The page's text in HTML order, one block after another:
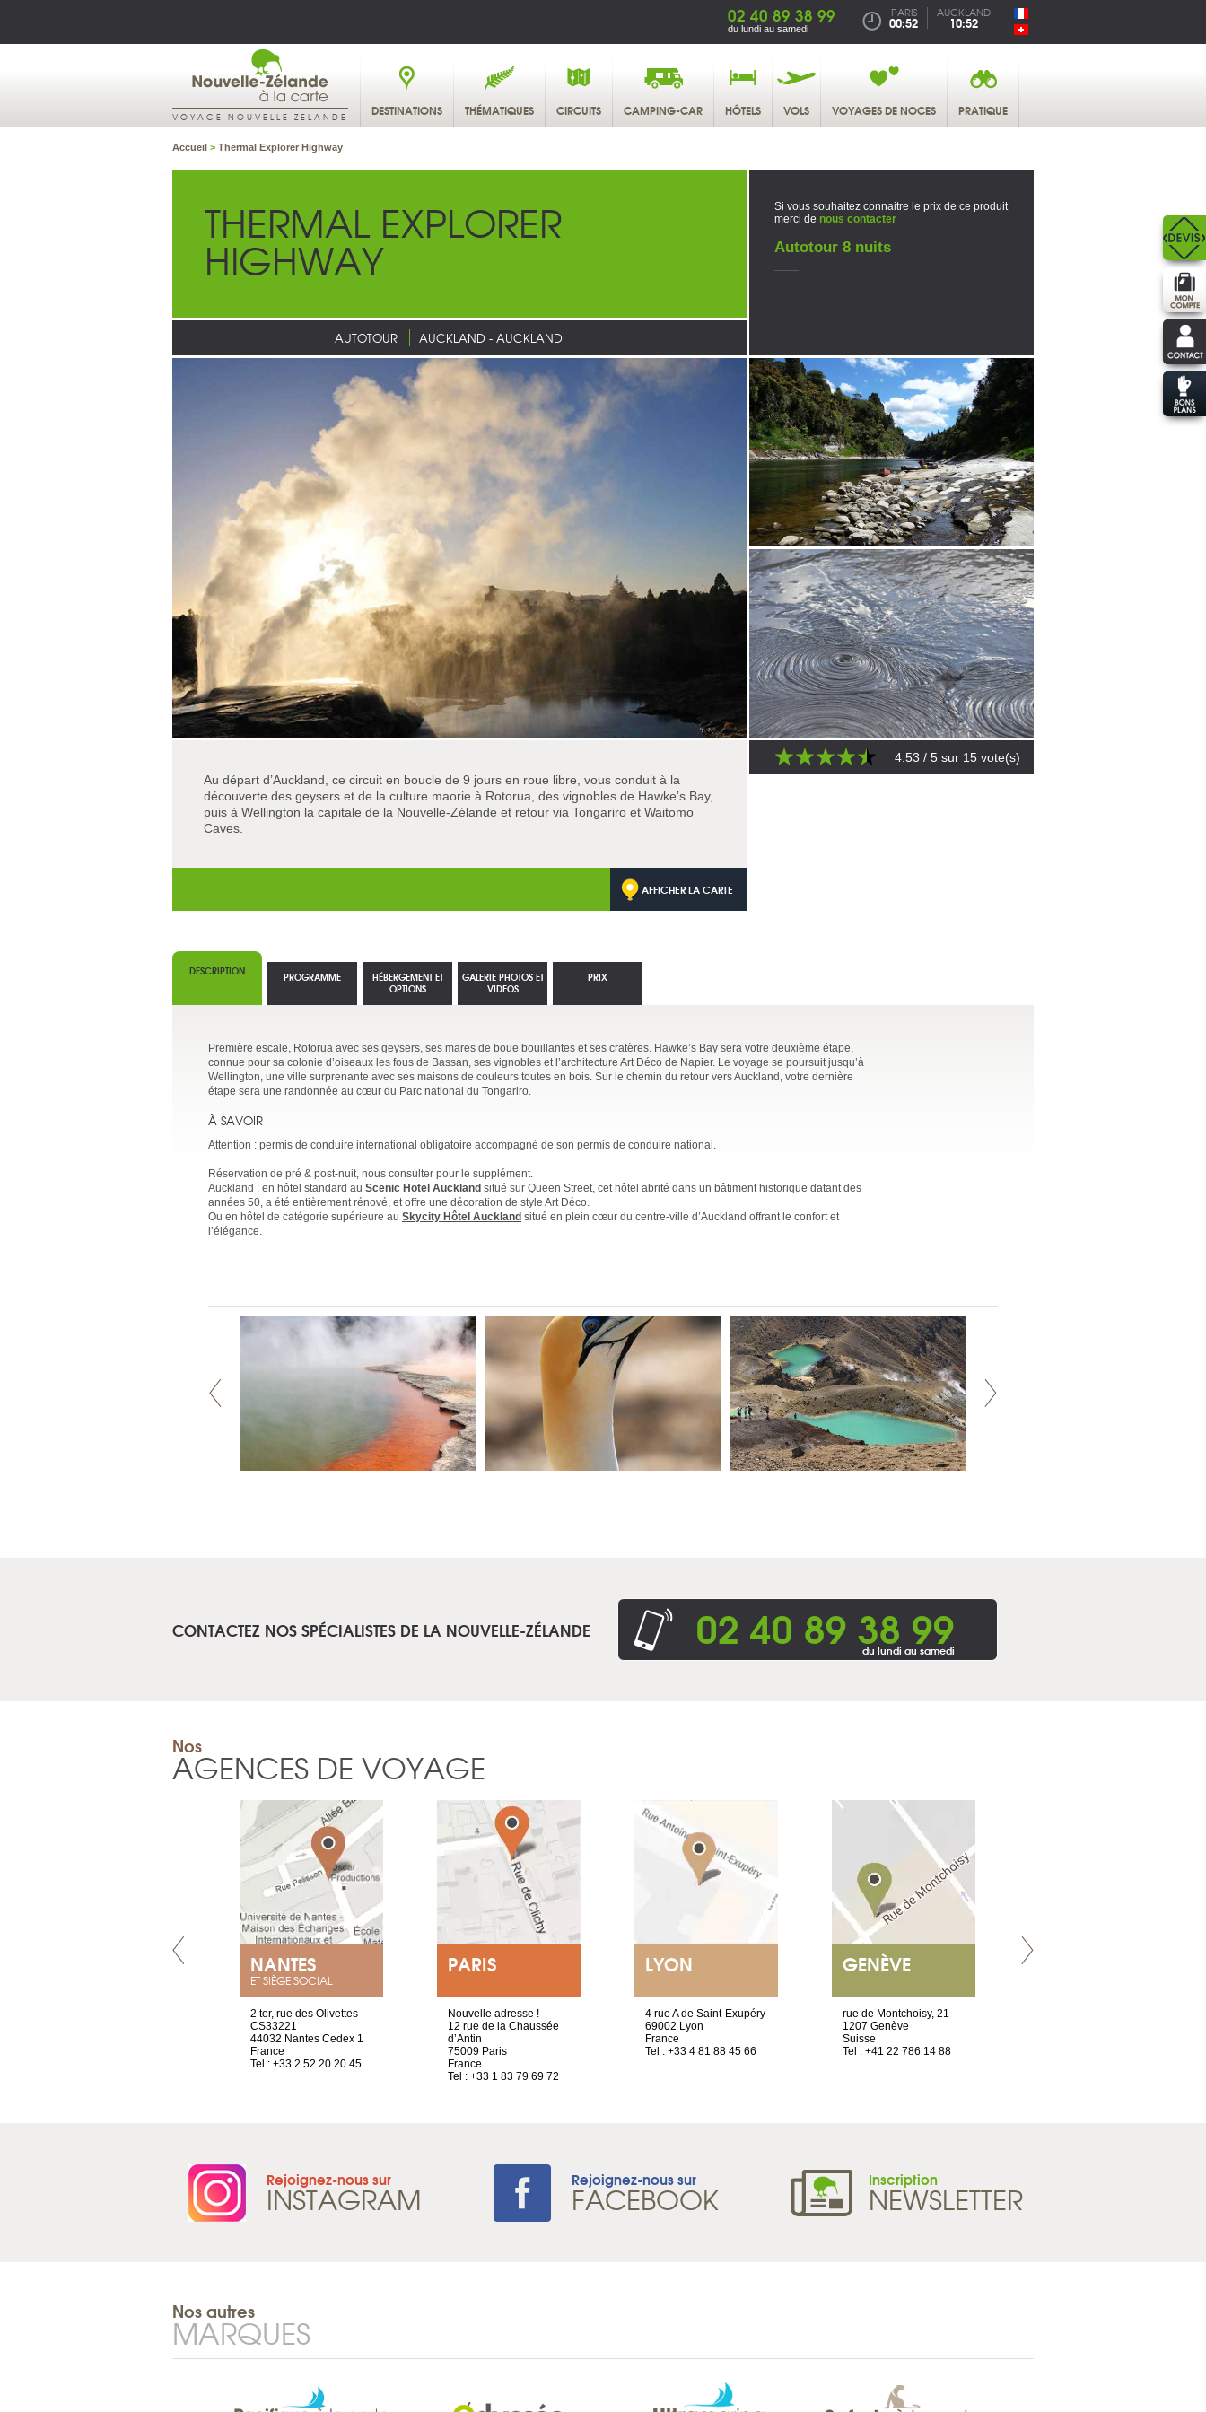
02 40 89 38 99
du lundi au samedi
PARIS
00:52
AUCKLAND
10:52
VOYAGE NOUVELLE ZELANDE DESTINATIONS THÉMATIQUES CIRCUITS CAMPING-CAR HÔTELS VOLS VOYAGES DE NOCES PRATIQUE
Accueil > Thermal Explorer Highway
THERMAL EXPLORER
HIGHWAY
AUTOTOUR AUCKLAND - AUCKLAND
Si vous souhaitez connaitre le prix de ce produit
merci de nous contacter
Autotour 8 nuits
Au départ d’Auckland, ce circuit en boucle de 9 jours en roue libre, vous conduit à la
découverte des geysers et de la culture maorie à Rotorua, des vignobles de Hawke’s Bay,
puis à Wellington la capitale de la Nouvelle-Zélande et retour via Tongariro et Waitomo
Caves.
AFFICHER LA CARTE
4.53 / 5 sur 15 vote(s)
DESCRIPTION
Première escale, Rotorua avec ses geysers, ses mares de boue bouillantes et ses cratères. Hawke’s Bay sera votre deuxième étape,
connue pour sa colonie d’oiseaux les fous de Bassan, ses vignobles et l’architecture Art Déco de Napier. Le voyage se poursuit jusqu’à
Wellington, une ville surprenante avec ses maisons de couleurs toutes en bois. Sur le chemin du retour vers Auckland, votre dernière
étape sera une randonnée au cœur du Parc national du Tongariro.
À SAVOIR
Attention : permis de conduire international obligatoire accompagné de son permis de conduire national.
Réservation de pré & post-nuit, nous consulter pour le supplément.
Auckland : en hôtel standard au Scenic Hotel Auckland situé sur Queen Street, cet hôtel abrité dans un bâtiment historique datant des
années 50, a été entièrement rénové, et offre une décoration de style Art Déco.
Ou en hôtel de catégorie supérieure au Skycity Hôtel Auckland situé en plein cœur du centre-ville d’Auckland offrant le confort et
l’élégance.
PROGRAMME
HÉBERGEMENT ET
OPTIONS
GALERIE PHOTOS ET
VIDEOS
PRIX
CONTACTEZ NOS SPÉCIALISTES DE LA NOUVELLE-ZÉLANDE 02 40 89 38 99
du lundi au samedi
Nos
AGENCES DE VOYAGE
NANTES
ET SIÈGE SOCIAL
2 ter, rue des Olivettes
CS33221
44032 Nantes Cedex 1
France
Tel : +33 2 52 20 20 45
PARIS
Nouvelle adresse !
12 rue de la Chaussée
d’Antin
75009 Paris
France
Tel : +33 1 83 79 69 72
LYON
4 rue A de Saint-Exupéry
69002 Lyon
France
Tel : +33 4 81 88 45 66
GENÈVE
rue de Montchoisy, 21
1207 Genève
Suisse
Tel : +41 22 786 14 88
Rejoignez-nous sur
INSTAGRAM Rejoignez-nous sur
FACEBOOK Inscription
NEWSLETTER
Nos autres
MARQUES